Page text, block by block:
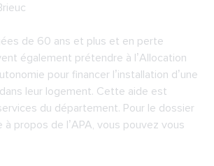
de 60 ans et plus et en perte
également prétendre à l’Allocation
pour financer l’installation d’une
leur logement. Cette aide est
du département. Pour le dossier
propos de l’APA, vous pouvez vous